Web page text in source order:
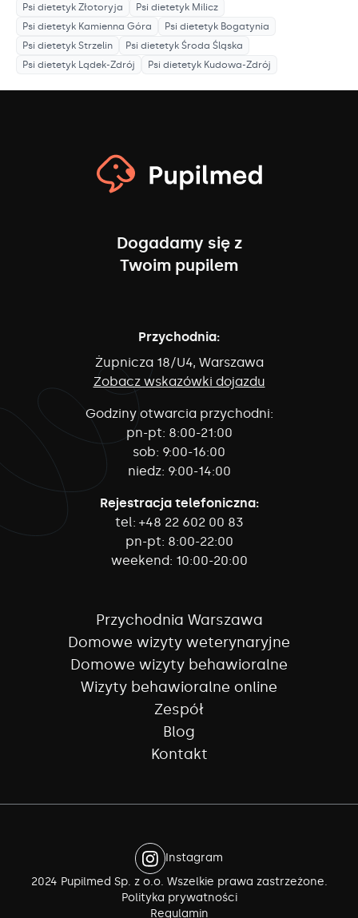
Psi dietetyk Złotoryja Psi dietetyk Milicz
Psi dietetyk Kamienna Góra Psi dietetyk Bogatynia
Psi dietetyk Strzelin Psi dietetyk Środa Śląska
Psi dietetyk Lądek-Zdrój Psi dietetyk Kudowa-Zdrój
Dogadamy się z
Twoim pupilem
Przychodnia:
Żupnicza 18/U4, Warszawa
Zobacz wskazówki dojazdu
Godziny otwarcia przychodni:
pn-pt: 8:00-21:00
sob: 9:00-16:00
niedz: 9:00-14:00
Rejestracja telefoniczna:
tel: +48 22 602 00 83
pn-pt: 8:00-22:00
weekend: 10:00-20:00
Przychodnia Warszawa
Domowe wizyty weterynaryjne
Domowe wizyty behawioralne
Wizyty behawioralne online
Zespół
Blog
Kontakt
Instagram
2024 Pupilmed Sp. z o.o. Wszelkie prawa zastrzeżone.
Polityka prywatności
Regulamin